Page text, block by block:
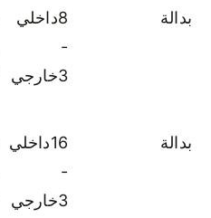
بدالة
8داخلي
-
3خارجي
بدالة
16داخلي
-
3خارجي